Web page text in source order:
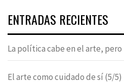
ENTRADAS RECIENTES
La política cabe en el arte,
El arte como cuidado de sí (5/5)